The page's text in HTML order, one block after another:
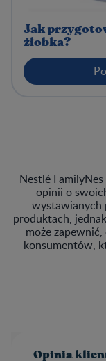
Jak
żłobka?
Nestlé
opinii o
wystawianych
produktach,
może
konsumentów,
Opinia